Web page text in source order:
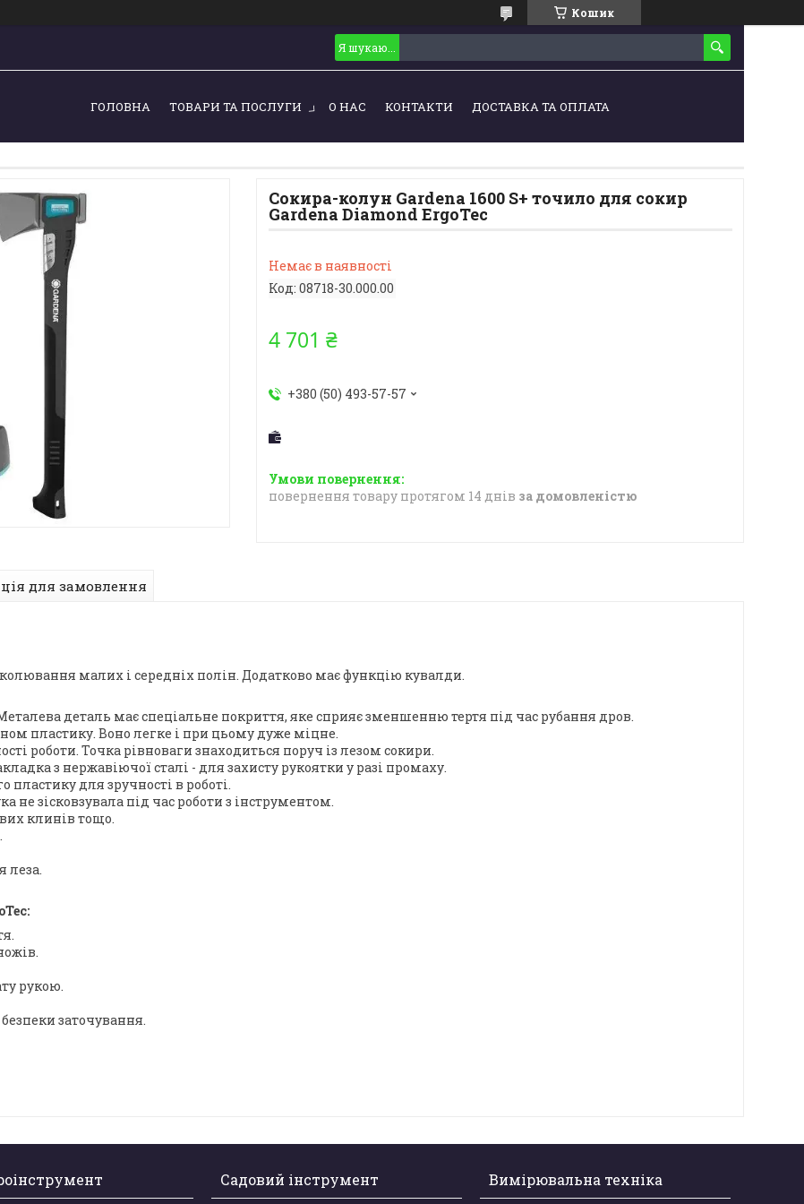
Кошик
ГОЛОВНА ТОВАРИ ТА ПОСЛУГИ О НАС КОНТАКТИ ДОСТАВКА ТА ОПЛАТА
Сокира-колун Gardena 1600 S+ точило для сокир
Gardena Diamond ErgoTec
Немає в наявності
Код: 08718-30.000.00
4 701 ₴
+380 (50) 493-57-57
повернення товару протягом 14 днів за домовленістю
для замовлення
малих і середніх полін. Додатково має функцію кувалди.
деталь має спеціальне покриття, яке сприяє зменшенню тертя під час рубання дров.
пластику. Воно легке і при цьому дуже міцне.
роботи. Точка рівноваги знаходиться поруч із лезом сокири.
з нержавіючої сталі - для захисту рукоятки у разі промаху.
для зручності в роботі.
не зісковзувала під час роботи з інструментом.
клинів тощо.
леза.
рукою.
заточування.
Садовий інструмент Вимірювальна техніка